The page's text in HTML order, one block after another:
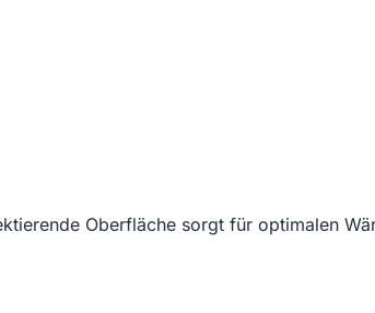
Oberfläche sorgt für optimalen